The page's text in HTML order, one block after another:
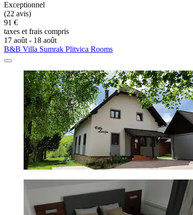
Exceptionnel
(22 avis)
91 €
taxes et frais compris
17 août - 18 août
B&B Villa Sumrak Plitvica Rooms